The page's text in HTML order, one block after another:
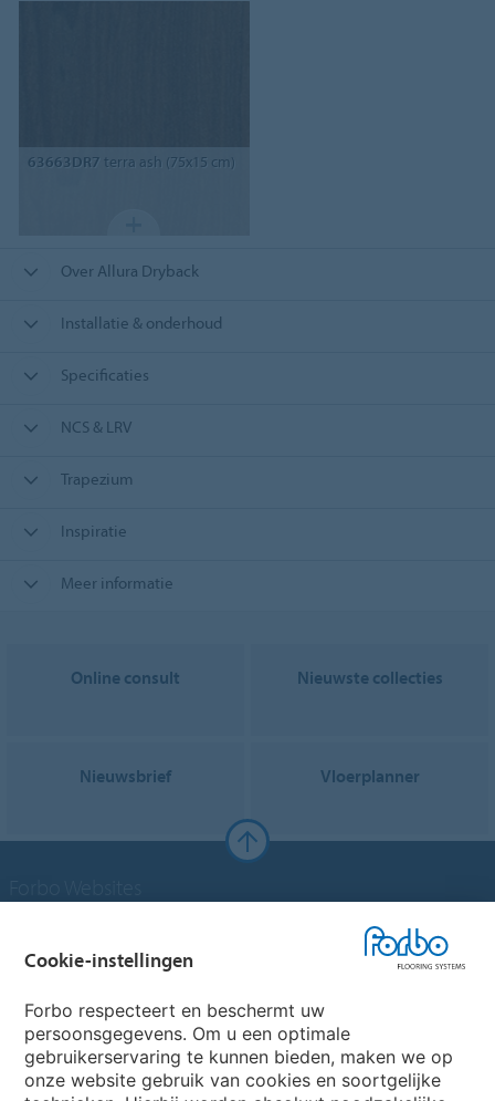
63663DR7 terra ash (75x15 cm)
Over Allura Dryback
Installatie & onderhoud
Specificaties
NCS & LRV
Trapezium
Inspiratie
Meer informatie
Online consult Nieuwste collecties
Nieuwsbrief Vloerplanner
Forbo Flooring Systems
Forbo Movement Systems
Cookie-instellingen
Forbo respecteert en beschermt uw
persoonsgegevens. Om u een optimale
gebruikerservaring te kunnen bieden, maken we op
onze website gebruik van cookies en soortgelijke